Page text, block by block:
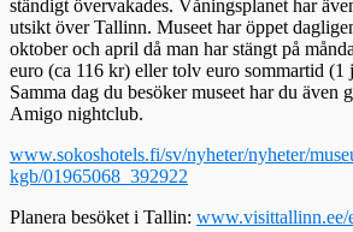
ständigt övervakades. Våningsplanet har
utsikt över Tallinn. Museet har öppet
oktober och april då man har stängt på
euro (ca 116 kr) eller tolv euro sommartid
Samma dag du besöker museet har du även
Amigo nightclub.
www.sokoshotels.fi/sv/nyheter/nyheter/
kgb/01965068_392922
Planera besöket i Tallin: www.visittallinn.ee/